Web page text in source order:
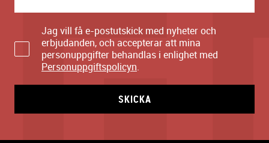
Jag vill få e-postutskick med nyheter och
erbjudanden, och accepterar att mina
personuppgifter behandlas i enlighet med
Personuppgiftspolicyn.
SKICKA